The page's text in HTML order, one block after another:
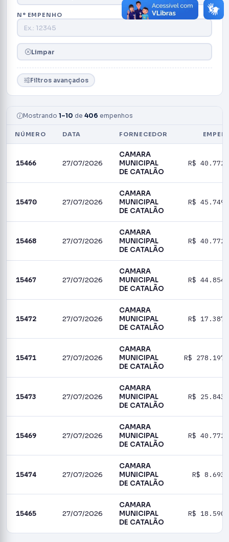
N° EMPENHO
Limpar
Filtros avançados
Mostrando 1–10 de 406 empenhos
NÚMERO DATA FORNECEDOR
15466 27/07/2026
CAMARA
MUNICIPAL
DE CATALÃO
R$
15470 27/07/2026
CAMARA
MUNICIPAL
DE CATALÃO
R$
15468 27/07/2026
CAMARA
MUNICIPAL
DE CATALÃO
R$
15467 27/07/2026
CAMARA
MUNICIPAL
DE CATALÃO
R$
15472 27/07/2026
CAMARA
MUNICIPAL
DE CATALÃO
R$
15471 27/07/2026
CAMARA
MUNICIPAL
DE CATALÃO
R$
15473 27/07/2026
CAMARA
MUNICIPAL
DE CATALÃO
R$
15469 27/07/2026
CAMARA
MUNICIPAL
DE CATALÃO
R$
15474 27/07/2026
CAMARA
MUNICIPAL
DE CATALÃO
R$
15465 27/07/2026
CAMARA
MUNICIPAL
DE CATALÃO
R$